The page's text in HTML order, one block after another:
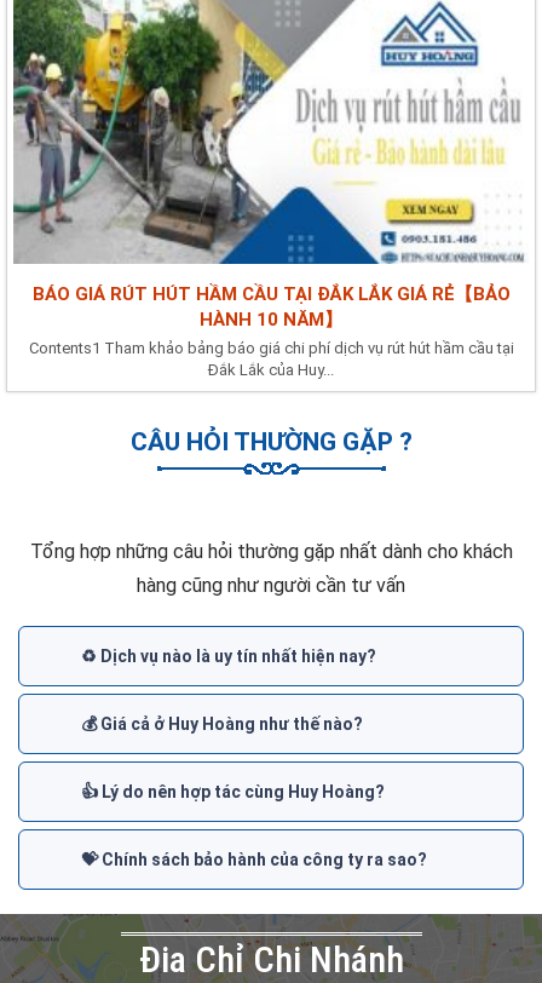
BÁO GIÁ RÚT HÚT HẦM CẦU TẠI ĐẮK LẮK GIÁ RẺ【BẢO
HÀNH 10 NĂM】
Contents1 Tham khảo bảng báo giá chi phí dịch vụ rút hút hầm cầu tại
Đắk Lắk của Huy...
CÂU HỎI THƯỜNG GẶP ?
Tổng hợp những câu hỏi thường gặp nhất dành cho khách
hàng cũng như người cần tư vấn
♻️ Dịch vụ nào là uy tín nhất hiện nay?
💰 Giá cả ở Huy Hoàng như thế nào?
👍 Lý do nên hợp tác cùng Huy Hoàng?
💝 Chính sách bảo hành của công ty ra sao?
Đia Chỉ Chi Nhánh